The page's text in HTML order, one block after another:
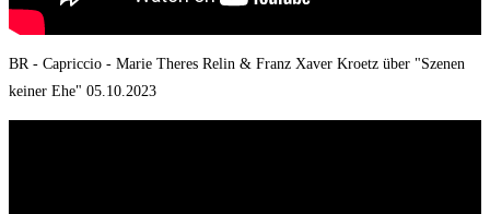
BR - Capriccio - Marie Theres Relin & Franz Xaver Kroetz über "Szenen
keiner Ehe" 05.10.2023